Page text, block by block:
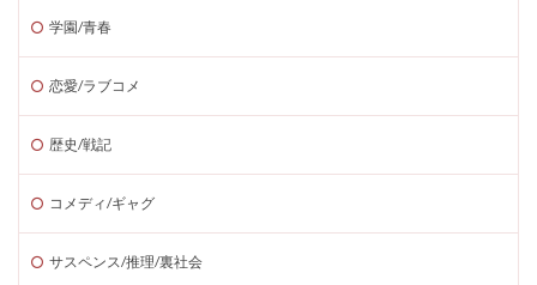
学園/青春
恋愛/ラブコメ
歴史/戦記
コメディ/ギャグ
サスペンス/推理/裏社会